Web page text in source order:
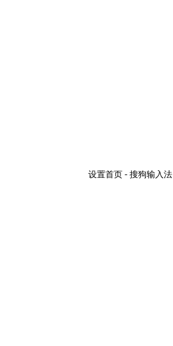
设置首页 - 搜狗输入法